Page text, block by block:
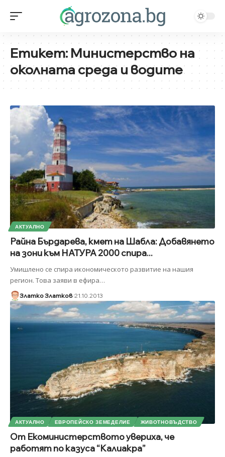
Етикет:Министерство на
околната среда и водите
АКТУАЛНО
Райна Бърдарева, кмет на Шабла: Добавянето
на зони към НАТУРА 2000 спира...
Умишлено се спира икономическото развитие на нашия
регион. Това заяви в ефира…
Златко Златков 21.10.2013
АКТУАЛНО ЕВРОПЕЙСКО ЗЕМЕДЕЛИЕ ЖИВОТНОВЪДСТВО
От Екоминистерството увериха, че
работят по казуса “Калиакра”